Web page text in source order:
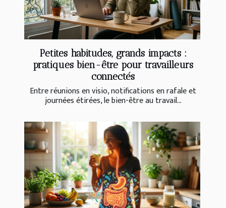
Petites habitudes, grands impacts :
pratiques bien-être pour travailleurs
connectés
Entre réunions en visio, notifications en rafale et
journées étirées, le bien-être au travail...